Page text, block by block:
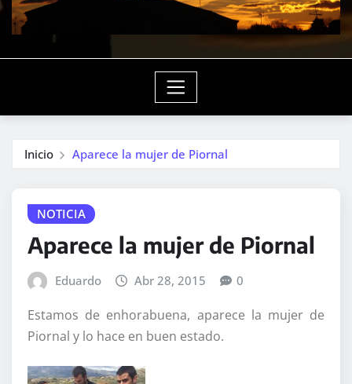
Inicio Aparece la mujer de Piornal
NOTICIA
Aparece la mujer de Piornal
Eduardo Abr 28, 2015 0
Estamos de enhorabuena, aparece la mujer de
Piornal y lo hace en buen estado.